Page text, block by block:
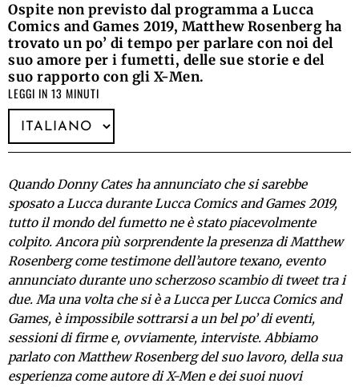
Ospite non previsto dal programma a Lucca
Comics and Games 2019, Matthew Rosenberg ha
trovato un po’ di tempo per parlare con noi del
suo amore per i fumetti, delle sue storie e del
suo rapporto con gli X-Men.
LEGGI IN 13 MINUTI
Quando Donny Cates ha annunciato che si sarebbe
sposato a Lucca durante Lucca Comics and Games 2019,
tutto il mondo del fumetto ne è stato piacevolmente
colpito. Ancora più sorprendente la presenza di Matthew
Rosenberg come testimone dell’autore texano, evento
annunciato durante uno scherzoso scambio di tweet tra i
due. Ma una volta che si è a Lucca per Lucca Comics and
Games, è impossibile sottrarsi a un bel po’ di eventi,
sessioni di firme e, ovviamente, interviste. Abbiamo
parlato con Matthew Rosenberg del suo lavoro, della sua
esperienza come autore di X-Men e dei suoi nuovi